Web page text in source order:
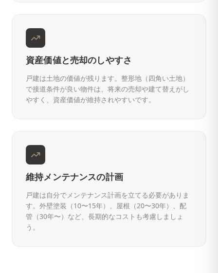
資産価値と売却のしやすさ
戸建は土地の価値が残ります。整形地（四角い土地）
で接道条件が良い物件は、将来の売却や建て替えがし
やすく、資産価値が維持されやすいです。
維持メンテナンスの計画
戸建は自分でメンテナンス計画を立てる必要がありま
す。外壁塗装（10〜15年）、屋根（20〜30年）、配
管（30年〜）など、長期的なコストも考慮しましょ
う。